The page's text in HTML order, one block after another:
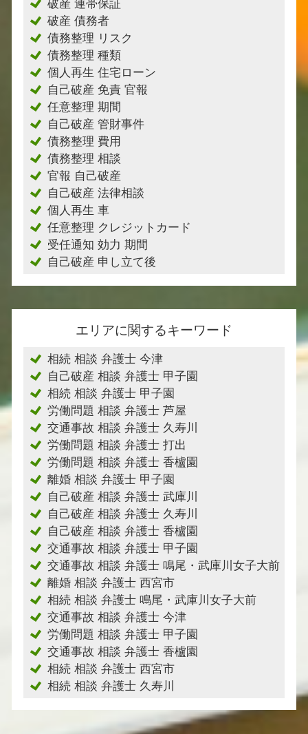
破産 連帯保証
破産 債務者
債務整理 リスク
債務整理 種類
個人再生 住宅ローン
自己破産 免責 官報
任意整理 期間
自己破産 管財事件
債務整理 費用
債務整理 相談
官報 自己破産
自己破産 法律相談
個人再生 車
任意整理 クレジットカード
受任通知 効力 期間
自己破産 申し立て後
エリアに関するキーワード
相続 相談 弁護士 今津
自己破産 相談 弁護士 甲子園
相続 相談 弁護士 甲子園
労働問題 相談 弁護士 芦屋
交通事故 相談 弁護士 久寿川
労働問題 相談 弁護士 打出
労働問題 相談 弁護士 香櫨園
離婚 相談 弁護士 甲子園
自己破産 相談 弁護士 武庫川
自己破産 相談 弁護士 久寿川
自己破産 相談 弁護士 香櫨園
交通事故 相談 弁護士 甲子園
交通事故 相談 弁護士 鳴尾・武庫川女子大前
離婚 相談 弁護士 西宮市
相続 相談 弁護士 鳴尾・武庫川女子大前
交通事故 相談 弁護士 今津
労働問題 相談 弁護士 甲子園
交通事故 相談 弁護士 香櫨園
相続 相談 弁護士 西宮市
相続 相談 弁護士 久寿川